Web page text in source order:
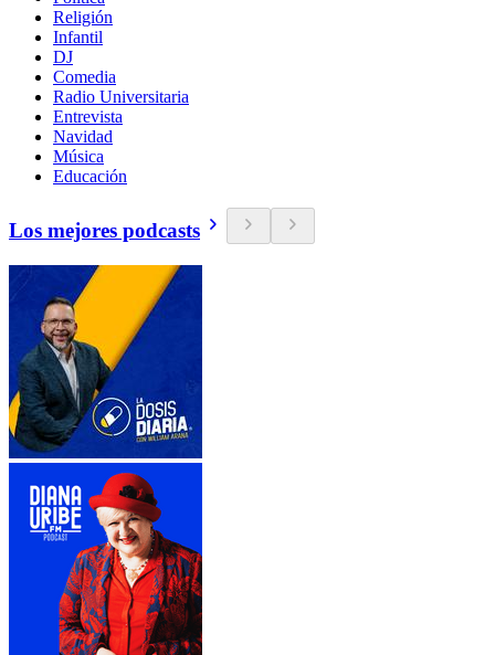
Religión
Infantil
DJ
Comedia
Radio Universitaria
Entrevista
Navidad
Música
Educación
Los mejores podcasts